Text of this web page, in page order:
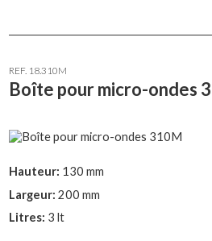
REF. 18.310M
Boîte pour micro-ondes
Hauteur: 130 mm
Largeur: 200 mm
Litres: 3 lt